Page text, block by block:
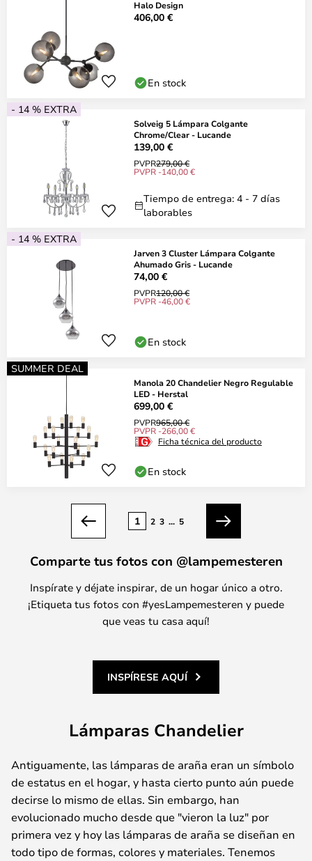
Halo Design
406,00 €
En stock
- 14 % EXTRA
Solveig 5 Lámpara Colgante
Chrome/Clear - Lucande
139,00 €
PVPR279,00 €
PVPR -140,00 €
Tiempo de entrega: 4 - 7 días
laborables
- 14 % EXTRA
Jarven 3 Cluster Lámpara Colgante
Ahumado Gris - Lucande
74,00 €
PVPR120,00 €
PVPR -46,00 €
En stock
SUMMER DEAL
Manola 20 Chandelier Negro Regulable
LED - Herstal
699,00 €
PVPR965,00 €
PVPR -266,00 €
Ficha técnica del producto
En stock
Anterior
1 2 3 ... 5
Siguiente
Comparte tus fotos con @lampemesteren
Inspírate y déjate inspirar, de un hogar único a otro.
¡Etiqueta tus fotos con #yesLampemesteren y puede
que veas tu casa aquí!
INSPÍRESE AQUÍ
Lámparas Chandelier
Antiguamente, las lámparas de araña eran un símbolo
de estatus en el hogar, y hasta cierto punto aún puede
decirse lo mismo de ellas. Sin embargo, han
evolucionado mucho desde que "vieron la luz" por
primera vez y hoy las lámparas de araña se diseñan en
todo tipo de formas, colores y materiales. Tenemos